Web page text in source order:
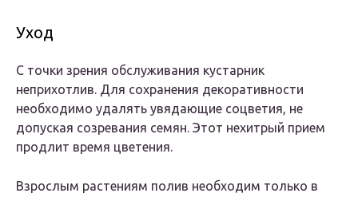
Уход
С точки зрения обслуживания кустарник
неприхотлив. Для сохранения декоративности
необходимо удалять увядающие соцветия, не
допуская созревания семян. Этот нехитрый прием
продлит время цветения.
Взрослым растениям полив необходим только в